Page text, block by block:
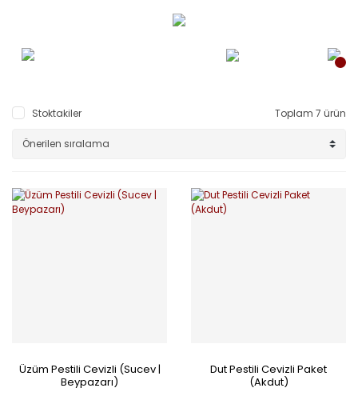
Stoktakiler Toplam 7 ürün
Üzüm Pestili Cevizli (Sucev |
Beypazarı)
Dut Pestili Cevizli Paket
(Akdut)